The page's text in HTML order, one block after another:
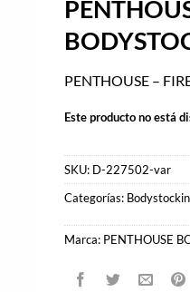
PENTHOUSE –
Este producto no está
SKU: D-227502-var
Categorías:
Marca: PENTHOUSE